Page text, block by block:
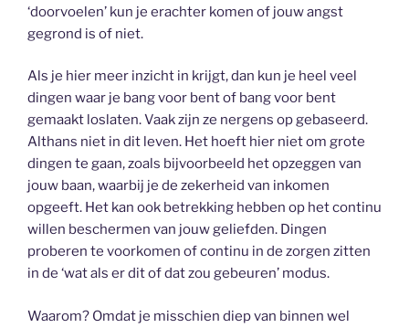
‘doorvoelen’ kun je erachter komen of jouw angst
gegrond is of niet.
Als je hier meer inzicht in krijgt, dan kun je heel veel
dingen waar je bang voor bent of bang voor bent
gemaakt loslaten. Vaak zijn ze nergens op gebaseerd.
Althans niet in dit leven. Het hoeft hier niet om grote
dingen te gaan, zoals bijvoorbeeld het opzeggen van
jouw baan, waarbij je de zekerheid van inkomen
opgeeft. Het kan ook betrekking hebben op het continu
willen beschermen van jouw geliefden. Dingen
proberen te voorkomen of continu in de zorgen zitten
in de ‘wat als er dit of dat zou gebeuren’ modus.
Waarom? Omdat je misschien diep van binnen wel